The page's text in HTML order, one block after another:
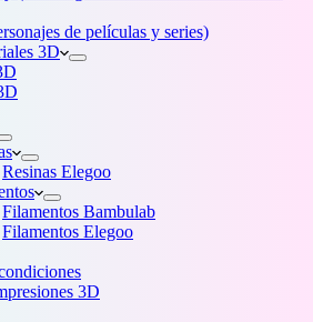
de películas y series)
3D
Resinas Elegoo
Filamentos Bambulab
Filamentos Elegoo
3D